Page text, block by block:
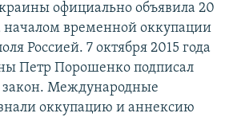
официально объявила 20
началом временной оккупации
Россией. 7 октября 2015 года
Петр Порошенко подписал
закон. Международные
оккупацию и аннексию